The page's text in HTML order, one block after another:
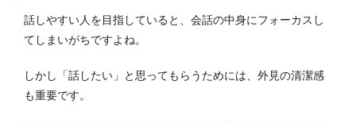
話しやすい人を目指していると、会話の中身にフォーカスし
てしまいがちですよね。
しかし「話したい」と思ってもらうためには、外見の清潔感
も重要です。